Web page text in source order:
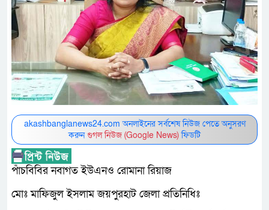
akashbanglanews24.com অনলাইনের সর্বশেষ নিউজ পেতে অনুসরণ
করুনগুগল নিউজ (Google News)ফিডটি
পাঁচবিবির নবাগত ইউএনও রোমানা রিয়াজ
মোঃ মাফিজুল ইসলাম জয়পুরহাট জেলা প্রতিনিধিঃ